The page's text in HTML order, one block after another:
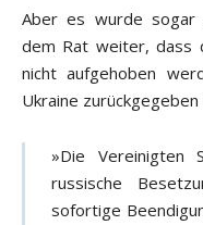
Aber es wurde sogar
dem Rat weiter, dass
nicht aufgehoben
Ukraine
»Die Vereinigten
russische
sofortige